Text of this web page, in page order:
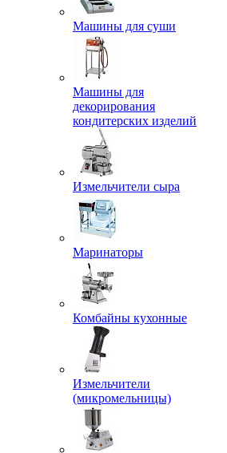
Машины для суши
Машины для
декорирования
кондитерских изделий
Измельчители сыра
Маринаторы
Комбайны кухонные
Измельчители
(микромельницы)